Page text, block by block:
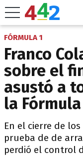
FÓRMULA 1
Franco
sobre el
asustó a
la Fórmula
En el cierre de
prueba de de
perdió el control